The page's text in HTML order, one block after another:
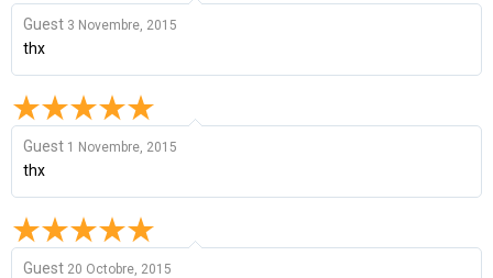
Guest 3 Novembre, 2015
thx
Guest 1 Novembre, 2015
thx
Guest 20 Octobre, 2015